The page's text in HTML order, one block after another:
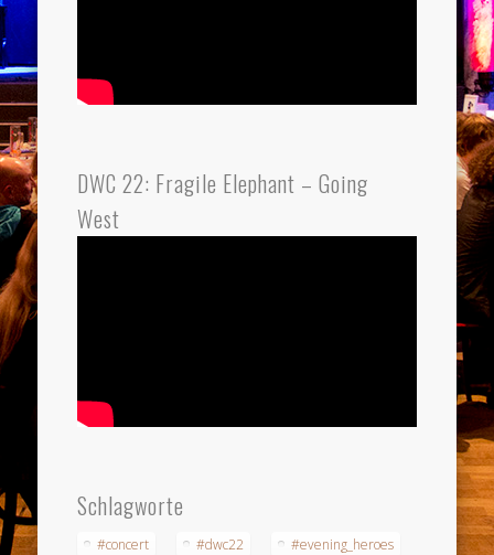
DWC 22: Fragile Elephant – Going
West
Schlagworte
#concert #dwc22 #evening_heroes